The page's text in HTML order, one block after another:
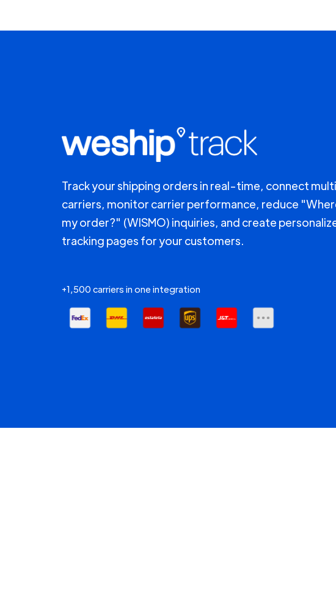
Track your shipping orders in real-time, connect
carriers, monitor carrier performance, reduce
my order?" (WISMO) inquiries, and create
tracking pages for your customers.
+1,500 carriers in one integration